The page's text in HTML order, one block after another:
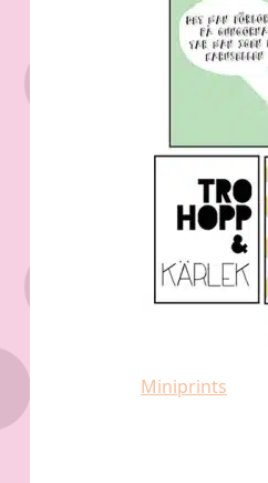
Miniprints